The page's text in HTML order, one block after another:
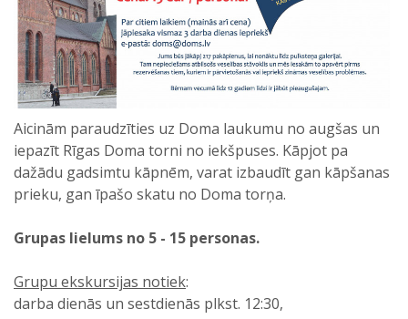
Aicinām paraudzīties uz Doma laukumu no augšas un
iepazīt Rīgas Doma torni no iekšpuses. Kāpjot pa
dažādu gadsimtu kāpnēm, varat izbaudīt gan kāpšanas
prieku, gan īpašo skatu no Doma torņa.
Grupas lielums no 5 - 15 personas.
Grupu ekskursijas notiek:
darba dienās un sestdienās plkst. 12:30,